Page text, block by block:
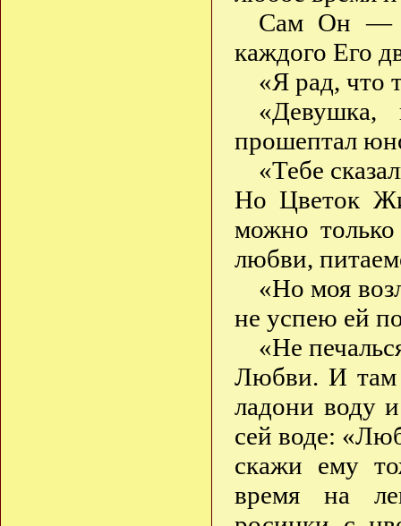
Сам Он —
каждого Его
«Я рад, что
прошептал
«Тебе
Но Цветок
можно только
любви,
«Но моя
не успею ей
«Не
Любви. И там
ладони воду
сей воде:
скажи ему
время на